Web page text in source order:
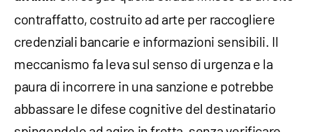
contraffatto, costruito ad arte per raccogliere
credenziali bancarie e informazioni sensibili. Il
meccanismo fa leva sul senso di urgenza e la
paura di incorrere in una sanzione e potrebbe
abbassare le difese cognitive del destinatario